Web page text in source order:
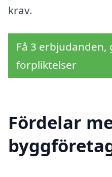
krav.
Få 3
förpliktelser
Fördelar